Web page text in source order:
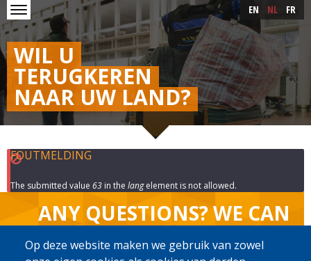
Skip
to
main
content
Skip to main content
WIL U
TERUGKEREN
NAAR UW LAND?
EN NL FR
FOUTMELDING
The submitted value 63 in the langelement is not allowed.
ANY QUESTIONS? WE CAN
ANSWER THEM!
Op deze website maken we gebruik van zowel